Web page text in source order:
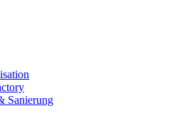
Sanierung